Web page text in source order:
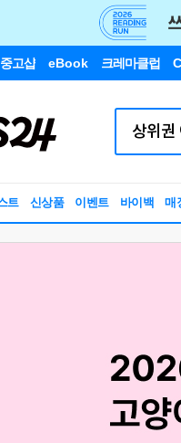
중고샵 eBook 크레마클럽
트 신상품 이벤트 바이백 매